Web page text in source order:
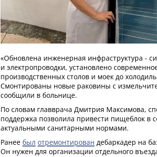
«Обновлена инженерная инфраструктура -
и электропроводки, установлено
производственных столов и моек до
Смонтированы новые раковины с
сообщили в больнице.
По словам главврача Дмитрия Максимова,
поддержка позволила привести пищеблок в
актуальными санитарными нормами.
Ранее был отремонтирован дебаркадер на
Он нужен для организации отдельного